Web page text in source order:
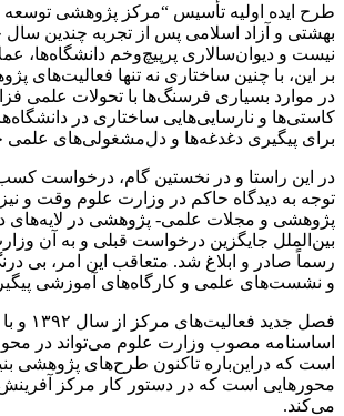
بهشتی و آزاد اسلامی پس از تجربه چندین
نیست و دیوان‌سالاری پرپیچ‌وخم دانشگاه‌ها،
بر این، با چنین ساختاری نه ‌تنها
در موارد بسیاری فرسنگ‌ها با تحولات علمی
کاستی‌ها و نارسایی‌هایی ساختاری در
برای پیگیری دغدغه‌ها و دل‌مشغولی‌های
در این راستا و در نخستین گام، درخواست
توجه به دیدگاه حاکم در وزارت علوم وقت و
پژوهشی و مجلات علمی- پژوهشی در لایه‌های
و نشست‌های علمی و کارگاه‌های آموزشی
اساسنامه مصوب وزارت علوم می‌تواند در
است که دراین‌باره تاکنون طرح‌های پژوهشی
محورهایی است که در دستور کار مرکز آفرینش
می‌کند.